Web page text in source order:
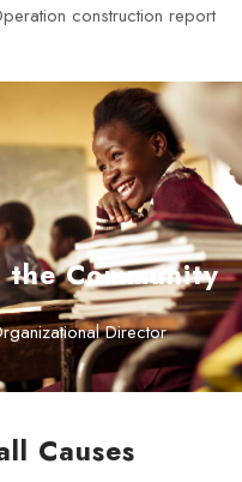
construction report
the Community
Director
Causes